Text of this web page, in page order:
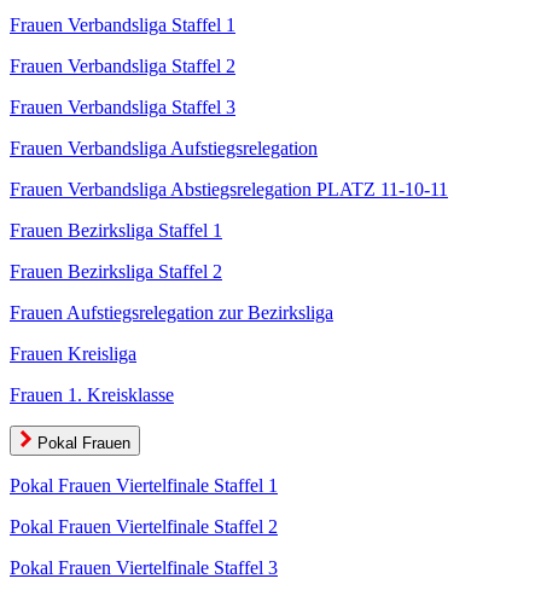
Frauen Verbandsliga Staffel 1
Frauen Verbandsliga Staffel 2
Frauen Verbandsliga Staffel 3
Frauen Verbandsliga Aufstiegsrelegation
Frauen Verbandsliga Abstiegsrelegation PLATZ 11-10-11
Frauen Bezirksliga Staffel 1
Frauen Bezirksliga Staffel 2
Frauen Aufstiegsrelegation zur Bezirksliga
Frauen Kreisliga
Frauen 1. Kreisklasse
Pokal Frauen
Pokal Frauen Viertelfinale Staffel 1
Pokal Frauen Viertelfinale Staffel 2
Pokal Frauen Viertelfinale Staffel 3